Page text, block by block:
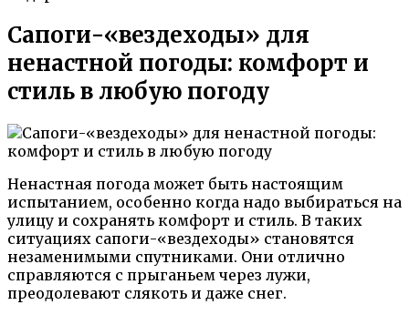
Сапоги-«вездеходы» для
ненастной погоды: комфорт и
стиль в любую погоду
Ненастная погода может быть настоящим
испытанием, особенно когда надо выбираться на
улицу и сохранять комфорт и стиль. В таких
ситуациях сапоги-«вездеходы» становятся
незаменимыми спутниками. Они отлично
справляются с прыганьем через лужи,
преодолевают слякоть и даже снег.